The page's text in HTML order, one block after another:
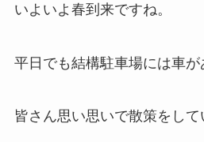
いよいよ春到来ですね。
平日でも結構駐車場には車が
皆さん思い思いで散策をして